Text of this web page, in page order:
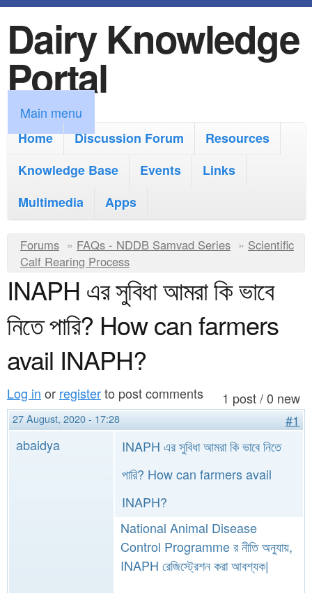
k
i
p
t
o
m
i
n
c
o
n
e
n
t
Dairy Knowledge
Portal
M
a
m
u
Main menu
Home
Discussion Forum
Resources
Knowledge Base
Events
Links
Multimedia
Apps
Y
o
u
a
r
e
e
r
e
Forums » FAQs - NDDB Samvad Series » Scientific
Calf Rearing Process
INAPH এর সুবিধা আমরা কি ভাবে
নিতে পারি? How can farmers
avail INAPH?
1 post / 0 new
Log in or registerto post comments
27 August, 2020 - 17:28
#1
abaidya
INAPH এর সুবিধা আমরা কি ভাবে নিতে
পারি? How can farmers avail
INAPH?
National Animal Disease
Control Programme র নীতি অনুযায়,
INAPH রেজিস্ট্রেশন করা আবশ্যক|